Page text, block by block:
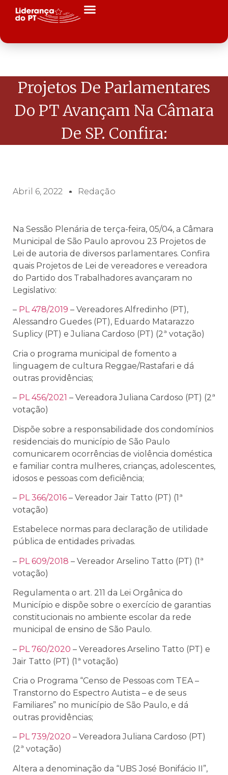
Projetos De Parlamentares
Do PT Avançam Na Câmara
De SP. Confira:
Abril 6, 2022 Redação
Na Sessão Plenária de terça-feira, 05/04, a Câmara
Municipal de São Paulo aprovou 23 Projetos de
Lei de autoria de diversos parlamentares. Confira
quais Projetos de Lei de vereadores e vereadora
do Partido dos Trabalhadores avançaram no
Legislativo:
– PL 478/2019 – Vereadores Alfredinho (PT),
Alessandro Guedes (PT), Eduardo Matarazzo
Suplicy (PT) e Juliana Cardoso (PT) (2ª votação)
Cria o programa municipal de fomento a
linguagem de cultura Reggae/Rastafari e dá
outras providências;
– PL 456/2021 – Vereadora Juliana Cardoso (PT) (2ª
votação)
Dispõe sobre a responsabilidade dos condomínios
residenciais do município de São Paulo
comunicarem ocorrências de violência doméstica
e familiar contra mulheres, crianças, adolescentes,
idosos e pessoas com deficiência;
– PL 366/2016 – Vereador Jair Tatto (PT) (1ª
votação)
Estabelece normas para declaração de utilidade
pública de entidades privadas.
– PL 609/2018 – Vereador Arselino Tatto (PT) (1ª
votação)
Regulamenta o art. 211 da Lei Orgânica do
Município e dispõe sobre o exercício de garantias
constitucionais no ambiente escolar da rede
municipal de ensino de São Paulo.
– PL 760/2020 – Vereadores Arselino Tatto (PT) e
Jair Tatto (PT) (1ª votação)
Cria o Programa “Censo de Pessoas com TEA –
Transtorno do Espectro Autista – e de seus
Familiares” no município de São Paulo, e dá
outras providências;
– PL 739/2020 – Vereadora Juliana Cardoso (PT)
(2ª votação)
Altera a denominação da “UBS José Bonifácio II”,